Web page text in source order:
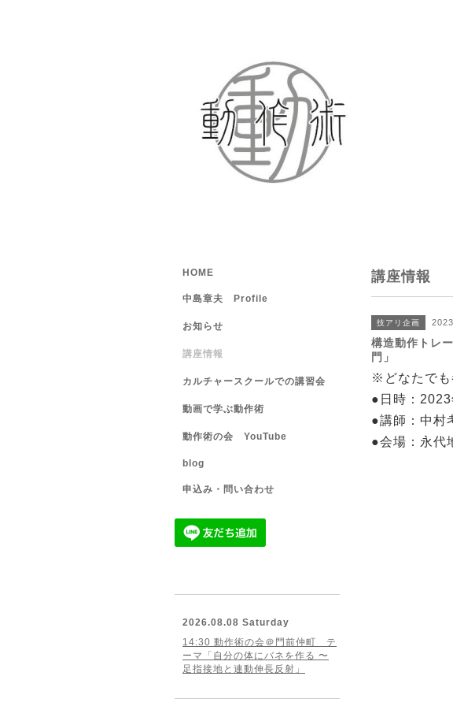
講座情報
技アリ企画
構造動作トレ
門」
※どなたでも
●日時：
●講師：中村
●会場：永
HOME
中島章夫 Profile
お知らせ
講座情報
カルチャースクールでの講習会
動画で学ぶ動作術
動作術の会 YouTube
blog
申込み・問い合わせ
2026.08.08 Saturday
14:30 動作術の会＠門前仲町 テ
ーマ「自分の体にバネを作る 〜
足指接地と連動伸長反射」